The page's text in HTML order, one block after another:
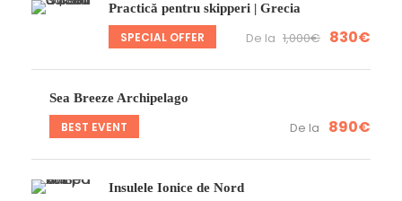
Practică pentru skipperi | Grecia
SPECIAL OFFER De la 1,000€ 830€
Sea Breeze Archipelago
BEST EVENT De la 890€
Insulele Ionice de Nord